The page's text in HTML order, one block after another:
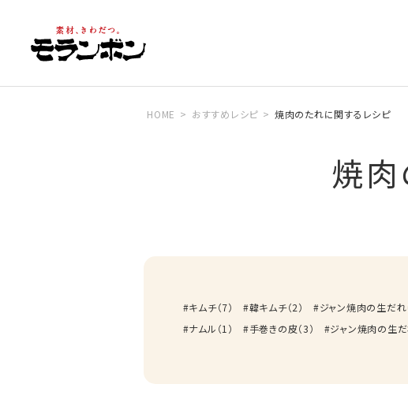
HOME おすすめレシピ 焼肉のたれに関するレシピ
焼
キムチ（7） 韓キムチ（2） ジャン焼肉の生だれ
ナムル （1 ） 手巻きの皮（3） ジャン焼肉の生